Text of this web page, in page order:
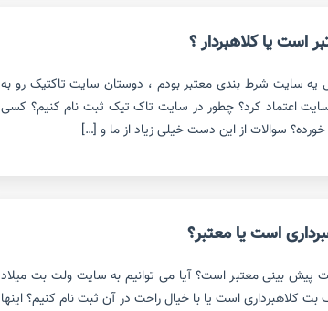
است یا کلاهبردار ؟
یه سایت شرط بندی معتبر بودم ، دوستان سایت تاکتیک رو به
اعتماد کرد؟ چطور در سایت تاک تیک ثبت نام کنیم؟ کسی
سوالات از این دست خیلی زیاد از ما و […]
است یا معتبر؟
پیش بینی معتبر است؟ آیا می توانیم به سایت ولت بت میلاد
کلاهبرداری است یا با خیال راحت در آن ثبت نام کنیم؟ اینها